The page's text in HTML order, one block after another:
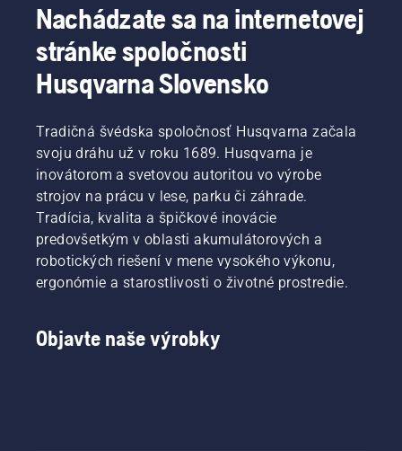
Nachádzate sa na internetovej
stránke spoločnosti
Husqvarna Slovensko
Tradičná švédska spoločnosť Husqvarna začala
svoju dráhu už v roku 1689. Husqvarna je
inovátorom a svetovou autoritou vo výrobe
strojov na prácu v lese, parku či záhrade.
Tradícia, kvalita a špičkové inovácie
predovšetkým v oblasti akumulátorových a
robotických riešení v mene vysokého výkonu,
ergonómie a starostlivosti o životné prostredie.
Objavte naše výrobky